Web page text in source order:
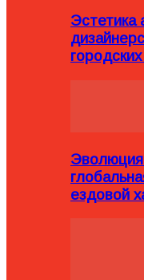
Эстетика
ездовой